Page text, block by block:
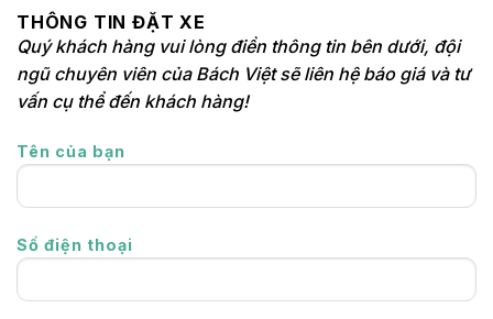
THÔNG TIN ĐẶT XE
Quý khách hàng vui lòng điền thông tin bên dưới, đội
ngũ chuyên viên của Bách Việt sẽ liên hệ báo giá và tư
vấn cụ thể đến khách hàng!
Tên của bạn
Số điện thoại